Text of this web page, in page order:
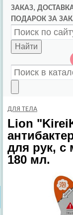
ЗАКАЗ,
ПОДАРОК ЗА
Найти
ДЛЯ ТЕЛА
Lion
для рук, с
180 мл.